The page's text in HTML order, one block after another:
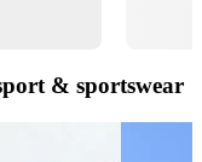
& sportswear